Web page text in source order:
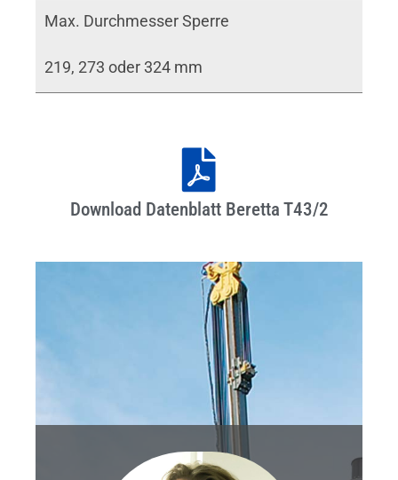
Max. Durchmesser Sperre
219, 273 oder 324 mm
Download Datenblatt Beretta T43/2